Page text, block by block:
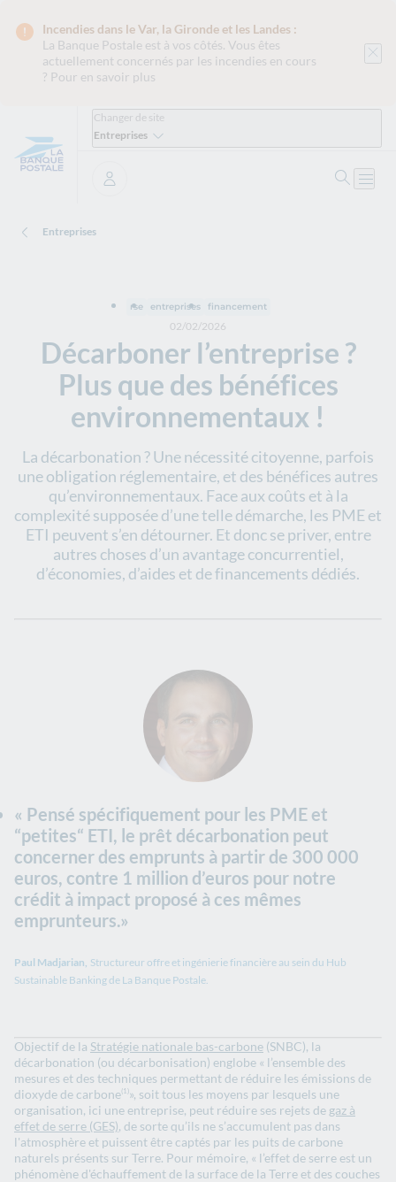
Incendies dans le Var, la Gironde et les Landes :
La Banque Postale est à vos côtés. Vous êtes
actuellement concernés par les incendies en cours
? Pour en savoir plus
Changer de site
Entreprises
Se connecter
Entreprises
Décarboner l’entreprise ?
Plus que des bénéfices
environnementaux !
02/02/2026
rse entreprises financement
La décarbonation ? Une nécessité citoyenne, parfois
une obligation réglementaire, et des bénéfices autres
qu’environnementaux. Face aux coûts et à la
complexité supposée d’une telle démarche, les PME et
ETI peuvent s’en détourner. Et donc se priver, entre
autres choses d’un avantage concurrentiel,
d’économies, d’aides et de financements dédiés.
« Pensé spécifiquement pour les PME et
“petites“ ETI, le prêt décarbonation peut
concerner des emprunts à partir de 300 000
euros, contre 1 million d’euros pour notre
crédit à impact proposé à ces mêmes
emprunteurs.»
Paul Madjarian, Structureur offre et ingénierie financière au sein du Hub
Sustainable Banking de La Banque Postale.
Objectif de la Stratégie nationale bas-carbone (SNBC), la
décarbonation (ou décarbonisation) englobe « l’ensemble des
mesures et des techniques permettant de réduire les émissions de
dioxyde de carbone(1)», soit tous les moyens par lesquels une
organisation, ici une entreprise, peut réduire ses rejets de gaz à
effet de serre (GES), de sorte qu’ils ne s’accumulent pas dans
l'atmosphère et puissent être captés par les puits de carbone
naturels présents sur Terre. Pour mémoire, « l’effet de serre est un
phénomène d'échauffement de la surface de la Terre et des couches